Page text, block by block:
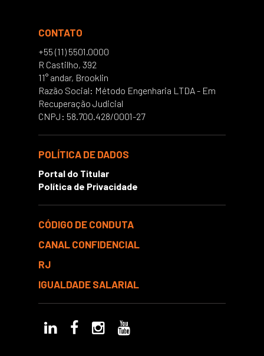
CONTATO
+55 (11) 5501.0000
R Castilho, 392
11° andar, Brooklin
Razão Social: Método Engenharia LTDA - Em
Recuperação Judicial
CNPJ: 58.700.428/0001-27
POLÍTICA DE DADOS
Portal do Titular
Política de Privacidade
CÓDIGO DE CONDUTA
CANAL CONFIDENCIAL
RJ
IGUALDADE SALARIAL